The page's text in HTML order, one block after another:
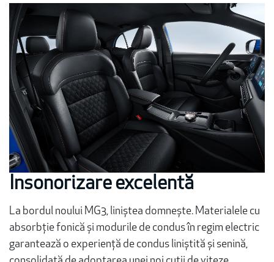
Insonorizare excelentă
La bordul noului MG3, liniștea domnește. Materialele cu
absorbție fonică și modurile de condus în regim electric
garantează o experiență de condus liniștită și senină,